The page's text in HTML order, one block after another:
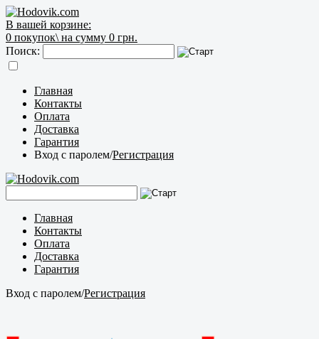
В вашей корзине:
0 покупок\ на сумму 0 грн.
Поиск:
Главная
Контакты
Оплата
Доставка
Гарантия
Вход с паролем/Регистрация
Главная
Контакты
Оплата
Доставка
Гарантия
Вход с паролем/Регистрация